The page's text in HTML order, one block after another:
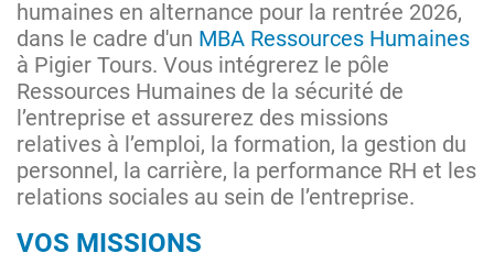
humaines en alternance pour la rentrée 2026,
dans le cadre d'un MBA Ressources Humaines
à Pigier Tours. Vous intégrerez le pôle
Ressources Humaines de la sécurité de
l’entreprise et assurerez des missions
relatives à l’emploi, la formation, la gestion du
personnel, la carrière, la performance RH et les
relations sociales au sein de l’entreprise.
VOS MISSIONS